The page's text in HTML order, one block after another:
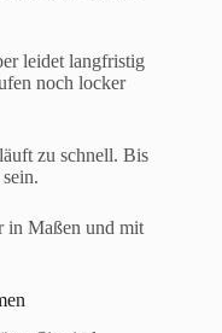
leidet langfristig
noch locker
zu schnell. Bis
in Maßen und mit